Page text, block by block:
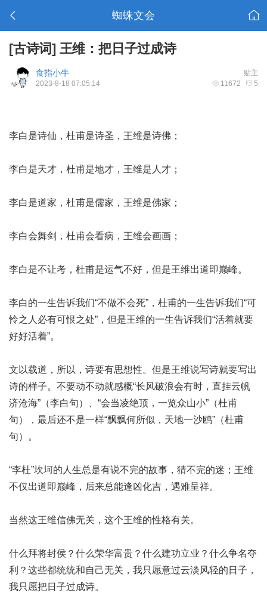
蜘蛛文会
[古诗词] 王维：把日子过成诗
贴主
食指小牛
11672 5
2023-8-18 07:05:14
李白是诗仙，杜甫是诗圣，王维是诗佛；
李白是天才，杜甫是地才，王维是人才；
李白是道家，杜甫是儒家，王维是佛家；
李白会舞剑，杜甫会看病，王维会画画；
李白是不让考，杜甫是运气不好，但是王维出道即巅峰。
李白的一生告诉我们“不做不会死”，杜甫的一生告诉我们“可
怜之人必有可恨之处”，但是王维的一生告诉我们“活着就要
好好活着”。
文以载道，所以，诗要有思想性。但是王维说写诗就要写出
诗的样子。不要动不动就感概“长风破浪会有时，直挂云帆
济沧海”（李白句）、“会当凌绝顶，一览众山小”（杜甫
句），最后还不是一样“飘飘何所似，天地一沙鸥”（杜甫
句）。
“李杜”坎坷的人生总是有说不完的故事，猜不完的迷；王维
不仅出道即巅峰，后来总能逢凶化吉，遇难呈祥。
当然这王维信佛无关，这个王维的性格有关。
什么拜将封侯？什么荣华富贵？什么建功立业？什么争名夺
利？这些都统统和自己无关，我只愿意过云淡风轻的日子，
我只愿把日子过成诗。